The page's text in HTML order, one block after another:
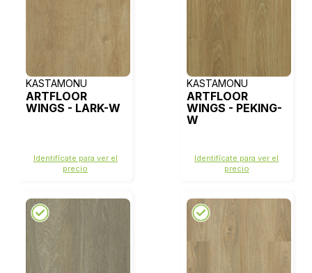
KASTAMONU
ARTFLOOR
WINGS - LARK-W
Identifícate para ver el
precio
KASTAMONU
ARTFLOOR
WINGS - PEKING-
W
Identifícate para ver el
precio